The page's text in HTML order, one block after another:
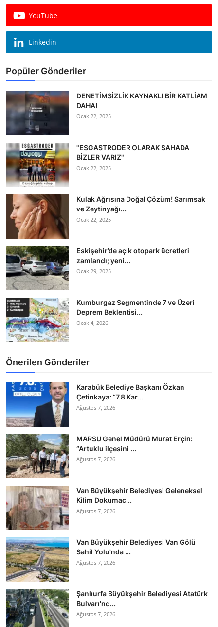
Köşe Yazısı
Dernek
Galeri
Gastronomi
E-GAZETE
YouTube
Linkedin
Popüler Gönderiler
DENETİMSİZLİK KAYNAKLI BİR KATLİAM
DAHA!
Ocak 22, 2025
"ESGASTRODER OLARAK SAHADA
BİZLER VARIZ"
Ocak 22, 2025
Kulak Ağrısına Doğal Çözüm! Sarımsak
ve Zeytinyağı...
Ocak 22, 2025
Eskişehir’de açık otopark ücretleri
zamlandı; yeni...
Ocak 29, 2025
Kumburgaz Segmentinde 7 ve Üzeri
Deprem Beklentisi...
Ocak 4, 2026
Önerilen Gönderiler
Karabük Belediye Başkanı Özkan
Çetinkaya: “7.8 Kar...
Ağustos 7, 2026
MARSU Genel Müdürü Murat Erçin:
“Artuklu ilçesini ...
Ağustos 7, 2026
Van Büyükşehir Belediyesi Geleneksel
Kilim Dokumac...
Ağustos 7, 2026
Van Büyükşehir Belediyesi Van Gölü
Sahil Yolu'nda ...
Ağustos 7, 2026
Şanlıurfa Büyükşehir Belediyesi Atatürk
Bulvarı'nd...
Ağustos 7, 2026